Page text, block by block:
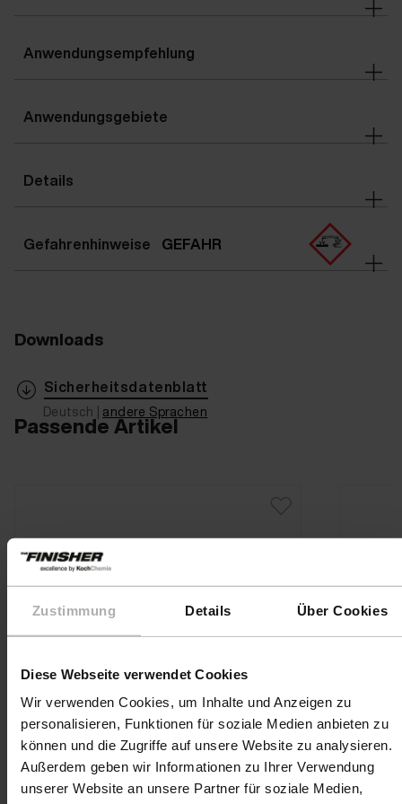
Zustimmung Details Über Cookies
Diese Webseite verwendet Cookies
Wir verwenden Cookies, um Inhalte und Anzeigen zu
personalisieren, Funktionen für soziale Medien anbieten zu
können und die Zugriffe auf unsere Website zu analysieren.
Außerdem geben wir Informationen zu Ihrer Verwendung
unserer Website an unsere Partner für soziale Medien,
Anwendungsempfehlung
Anwendungsgebiete
Details
Gefahrenhinweise GEFAHR
Downloads
Sicherheitsdatenblatt
Deutsch | andere Sprachen
Passende Artikel